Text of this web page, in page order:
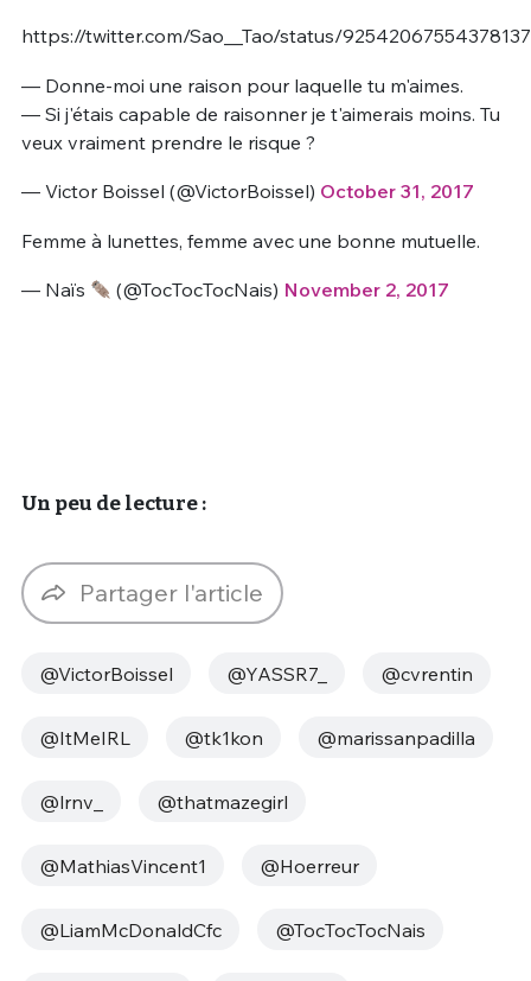
https://twitter.com/Sao__Tao/status/
— Donne-moi une raison pour laquelle tu m'aimes.
— Si j'étais capable de raisonner je t'aimerais moins. Tu
veux vraiment prendre le risque ?
— Victor Boissel (@VictorBoissel) October 31, 2017
Femme à lunettes, femme avec une bonne mutuelle.
— Naïs (@TocTocTocNais) November 2, 2017
Un peu de lecture :
Partager l'article
@VictorBoissel @YASSR7_ @cvrentin
@ItMeIRL @tk1kon @marissanpadilla
@lrnv_ @thatmazegirl
@MathiasVincent1 @Hoerreur
@LiamMcDonaldCfc @TocTocTocNais